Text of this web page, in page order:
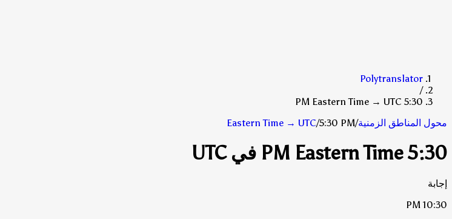
Polytranslator
/
5:30 PM Eastern Time → UTC
محول المناطق الزمنية/
Eastern Time → UTC/5:30 PM
5:30 PM Eastern Time في UTC
إجابة
10:30 PM